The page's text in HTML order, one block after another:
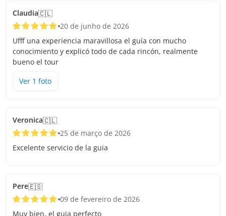
Claudia🇨🇱
20 de junho de 2026
Ufff una experiencia maravillosa el guía con mucho
conocimiento y explicó todo de cada rincón, realmente
bueno el tour
Ver 1 foto
Veronica🇨🇱
25 de março de 2026
Excelente servicio de la guia
Pere🇪🇸
09 de fevereiro de 2026
Muy bien, el guia perfecto